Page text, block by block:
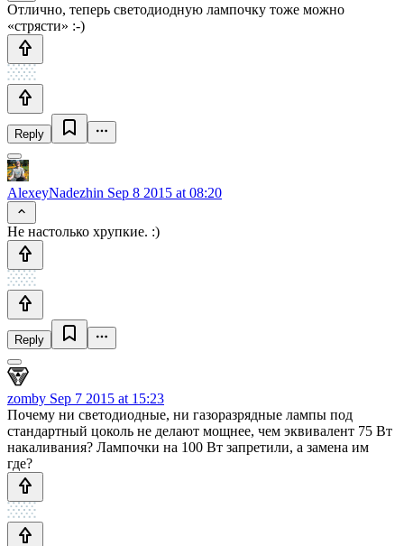
Отлично, теперь светодиодную лампочку тоже можно
«стрясти» :-)
Reply
AlexeyNadezhin Sep 8 2015 at 08:20
Не настолько хрупкие. :)
Reply
zomby Sep 7 2015 at 15:23
Почему ни светодиодные, ни газоразрядные лампы под
стандартный цоколь не делают мощнее, чем эквивалент 75 Вт
накаливания? Лампочки на 100 Вт запретили, а замена им
где?